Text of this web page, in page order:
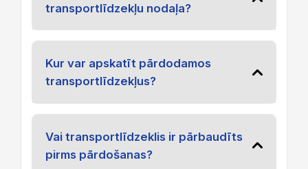
transportlīdzekļu nodaļa?
Kur var apskatīt pārdodamos
transportlīdzekļus?
Vai transportlīdzeklis ir pārbaudīts
pirms pārdošanas?